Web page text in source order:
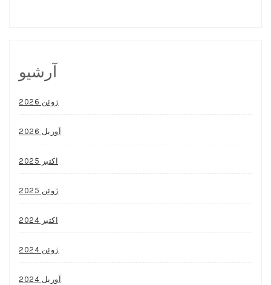
آرشیو
ژوئن 2026
آوریل 2026
اکتبر 2025
ژوئن 2025
اکتبر 2024
ژوئن 2024
آوریل 2024